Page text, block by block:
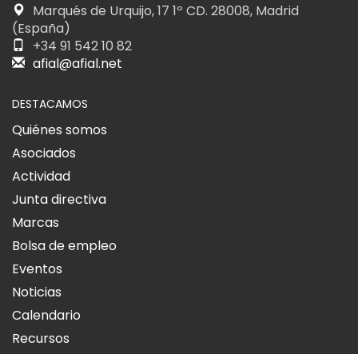
Marqués de Urquijo, 17 1º CD. 28008, Madrid
(España)
+34 91 542 10 82
afial@afial.net
DESTACAMOS
Quiénes somos
Asociados
Actividad
Junta directiva
Marcas
Bolsa de empleo
Eventos
Noticias
Calendario
Recursos